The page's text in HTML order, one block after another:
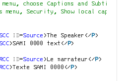
menu, choose Captions and
menu, Security, Show local
ID=Source >The Speaker</P>
>SAMI 0000 text</P>
ID=Source >Le narrateur</P>
>Texte SAMI 0000</P>